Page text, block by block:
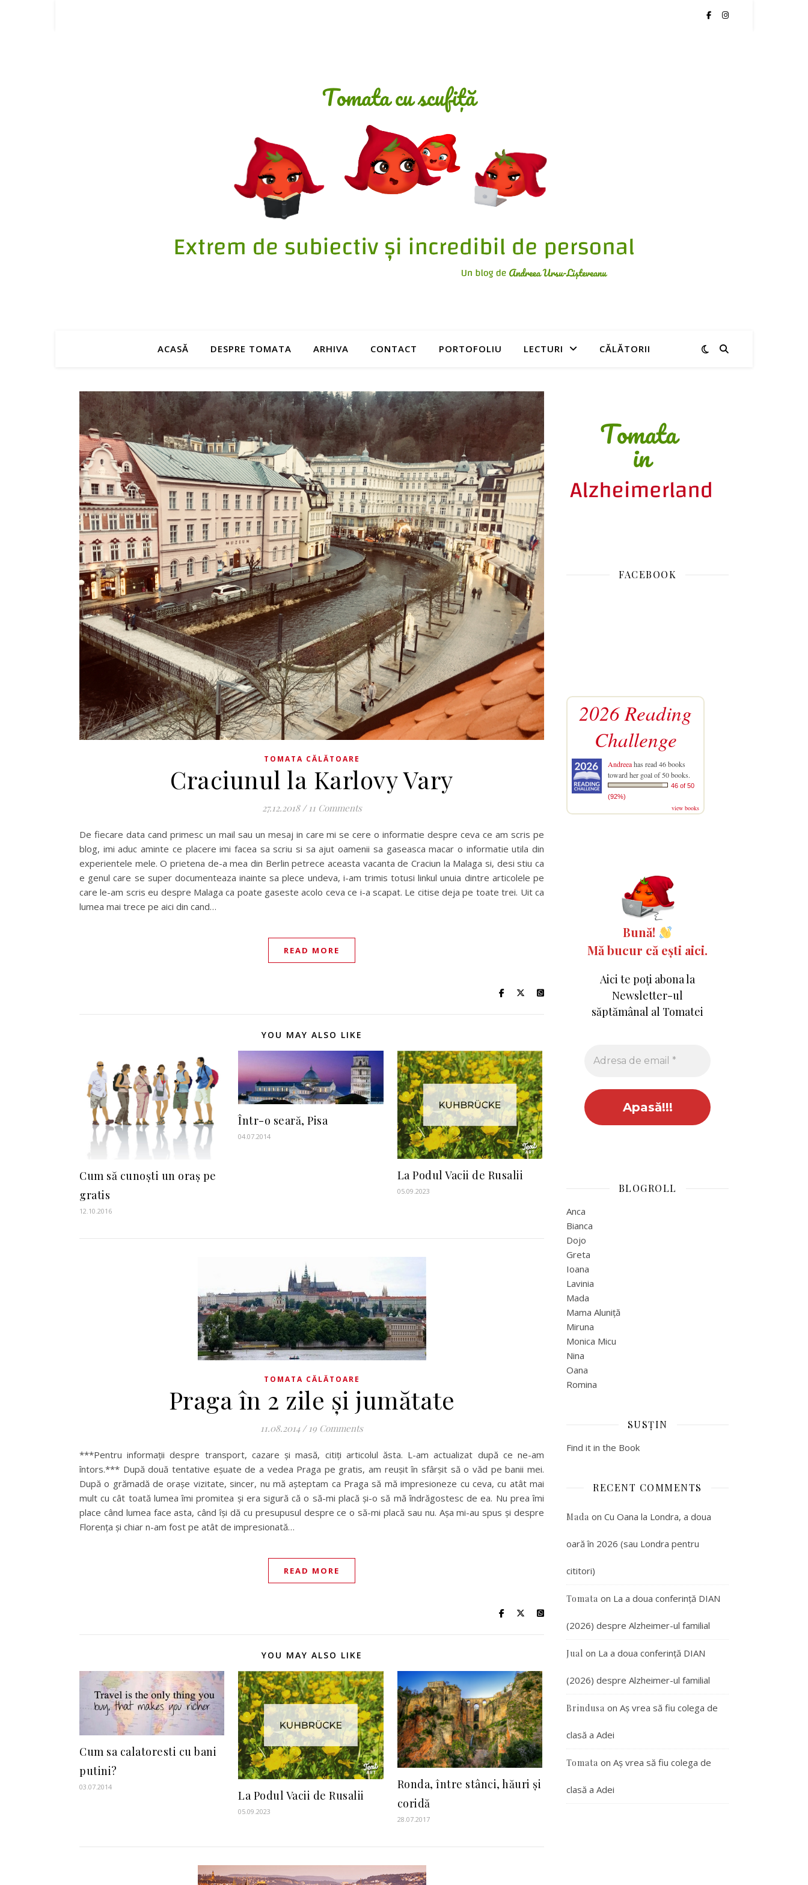
ACASĂ DESPRE TOMATA ARHIVA CONTACT PORTOFOLIU LECTURI CĂLĂTORII
TOMATA CĂLĂTOARE
Craciunul la Karlovy Vary
27.12.2018 / 11 Comments
De fiecare data cand primesc un mail sau un mesaj in care mi se cere o informatie despre ceva ce am scris pe
blog, imi aduc aminte ce placere imi facea sa scriu si sa ajut oamenii sa gaseasca macar o informatie utila din
experientele mele. O prietena de-a mea din Berlin petrece aceasta vacanta de Craciun la Malaga si, desi stiu ca
e genul care se super documenteaza inainte sa plece undeva, i-am trimis totusi linkul unuia dintre articolele pe
care le-am scris eu despre Malaga ca poate gaseste acolo ceva ce i-a scapat. Le citise deja pe toate trei. Uit ca
lumea mai trece pe aici din cand…
READ MORE
YOU MAY ALSO LIKE
Cum să cunoști un oraș pe
gratis
12.10.2016
Într-o seară, Pisa
04.07.2014
La Podul Vacii de Rusalii
05.09.2023
TOMATA CĂLĂTOARE
Praga în 2 zile și jumătate
11.08.2014 / 19 Comments
***Pentru informații despre transport, cazare și masă, citiți articolul ăsta. L-am actualizat după ce ne-am
întors.*** După două tentative eșuate de a vedea Praga pe gratis, am reușit în sfârșit să o văd pe banii mei.
După o grămadă de orașe vizitate, sincer, nu mă așteptam ca Praga să mă impresioneze cu ceva, cu atât mai
mult cu cât toată lumea îmi promitea și era sigură că o să-mi placă și-o să mă îndrăgostesc de ea. Nu prea îmi
place când lumea face asta, când își dă cu presupusul despre ce o să-mi placă sau nu. Așa mi-au spus și despre
Florența și chiar n-am fost pe atât de impresionată…
READ MORE
YOU MAY ALSO LIKE
Cum sa calatoresti cu bani
putini?
03.07.2014
La Podul Vacii de Rusalii
05.09.2023
Ronda, între stânci, hăuri și
coridă
28.07.2017
FACEBOOK
2026 Reading
Challenge
Andreeahas read 46 books
toward her goal of 50 books.
46 of 50
(92%)
view books
Bună!
Mă bucur că ești aici.
Aici te poți abona la
Newsletter-ul
săptămânal al Tomatei
BLOGROLL
Anca
Bianca
Dojo
Greta
Ioana
Lavinia
Mada
Mama Aluniță
Miruna
Monica Micu
Nina
Oana
Romina
SUSȚIN
Find it in the Book
RECENT COMMENTS
Mada on Cu Oana la Londra, a doua
oară în 2026 (sau Londra pentru
cititori)
Tomata on La a doua conferință DIAN
(2026) despre Alzheimer-ul familial
Jual on La a doua conferință DIAN
(2026) despre Alzheimer-ul familial
Brindusa on Aș vrea să fiu colega de
clasă a Adei
Tomata on Aș vrea să fiu colega de
clasă a Adei